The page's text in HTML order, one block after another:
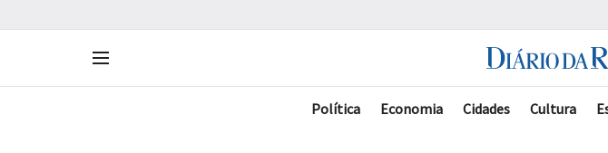
Política Economia Cidades Cultura